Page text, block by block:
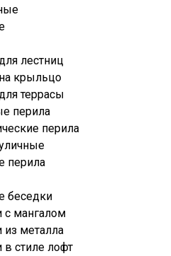
лестниц
крыльцо
террасы
перила
перила
перила
беседки
с мангалом
из металла
в стиле лофт